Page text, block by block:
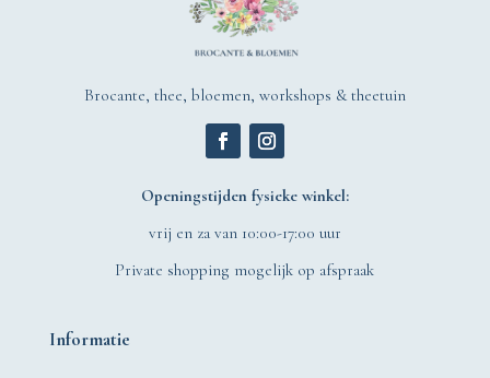
Brocante, thee, bloemen, workshops & theetuin
Openingstijden fysieke winkel:
vrij en za van 10:00-17:00 uur
Private shopping mogelijk op afspraak
Informatie